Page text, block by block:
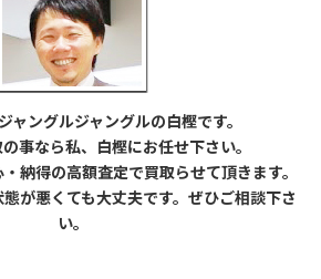
ャングルジャングルの白樫です。
事なら私、白樫にお任せ下さい。
納得の高額査定で買取らせて頂きます。
が悪くても大丈夫です。ぜひご相談下さ
い。